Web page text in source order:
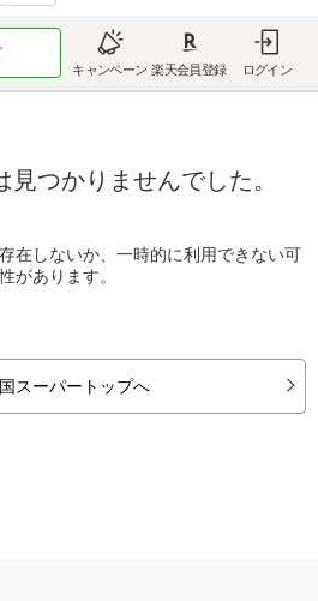
キャンペーン 楽天会員登録 ログイン
見つかりませんでした。
在しないか、一時的に利用できない可
があります。
スーパートップへ